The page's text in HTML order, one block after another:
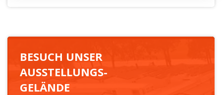
BESUCH UNSER
AUSSTELLUNGS-
GELÄNDE